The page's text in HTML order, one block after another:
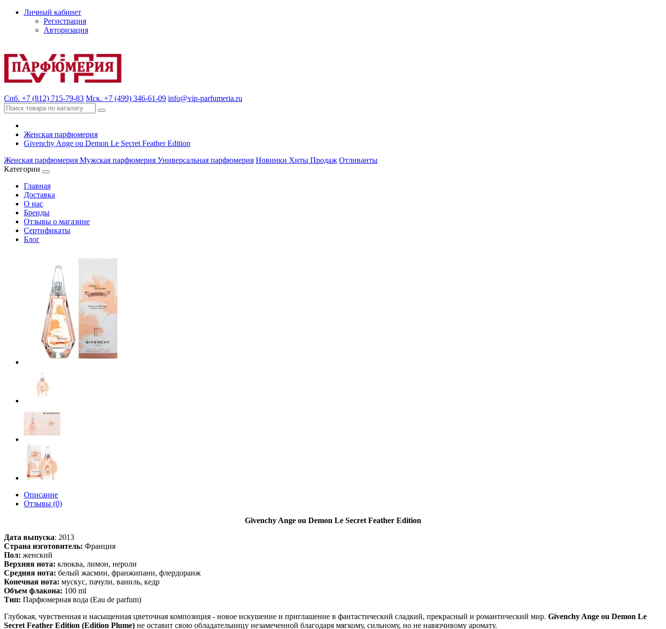
Личный кабинет
Регистрация
Авторизация
Спб. +7 (812) 715-79-83 Мск. +7 (499) 346-61-09 info@vip-parfumeria.ru
Женская парфюмерия
Givenchy Ange ou Demon Le Secret Feather Edition
Женская парфюмерия Мужская парфюмерия Универсальная парфюмерия Новинки Хиты Продаж Отливанты
Категории
Главная
Доставка
О нас
Бренды
Отзывы о магазине
Сертификаты
Блог
Описание
Отзывы (0)
Givenchy Ange ou Demon Le Secret Feather Edition
Дата выпуска: 2013
Страна изготовитель: Франция
Пол: женский
Верхняя нота: клюква, лимон, нероли
Средняя нота: белый жасмин, франжипани, флердоранж
Конечная нота: мускус, пачули, ваниль, кедр
Объем флакона: 100 ml
Тип: Парфюмерная вода (Eau de parfum)
Глубокая, чувственная и насыщенная цветочная композиция - новое искушение и приглашение в фантастический сладкий, прекрасный и романтический мир. Givenchy Ange ou Demon Le
Secret Feather Edition (Edition Plume) не оставит свою обладательницу незамеченной благодаря мягкому, сильному, но не навязчивому аромату.